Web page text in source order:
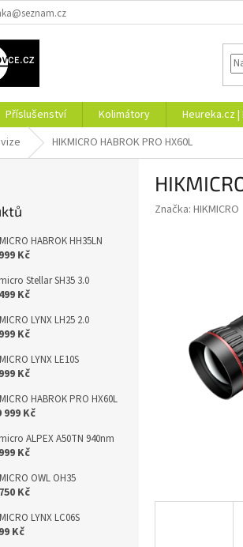
Příslušenství Kolimátory Heureka.cz
HIKMICRO HABROK PRO HX60L
HABROK HH35LN
Kč
Stellar SH35 3.0
Kč
LYNX LH25 2.0
Kč
LYNX LE10S
Kč
HABROK PRO HX60L
999 Kč
ALPEX A50TN 940nm
Kč
OWL OH35
Kč
LYNX LC06S
Kč
Značka: HIKMICRO